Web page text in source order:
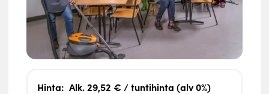
Hinta: Alk. 29,52 € / tuntihinta (alv 0%)